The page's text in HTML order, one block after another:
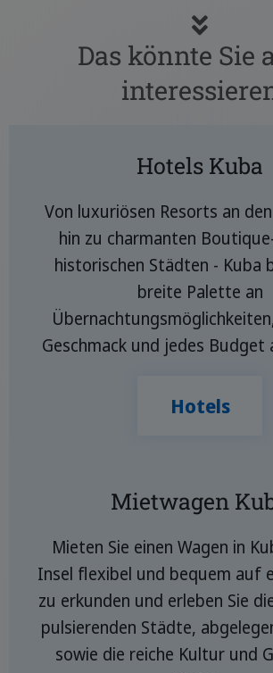
Das könnte Sie
Hotels Kuba
Von luxuriösen Resorts an
hin zu charmanten
historischen Städten - Kuba
breite Palette an
Geschmack und jedes Budget
Hotels
Mietwagen
Mieten Sie einen Wagen in
Insel flexibel und bequem auf
zu erkunden und erleben Sie
pulsierenden Städte,
sowie die reiche Kultur und